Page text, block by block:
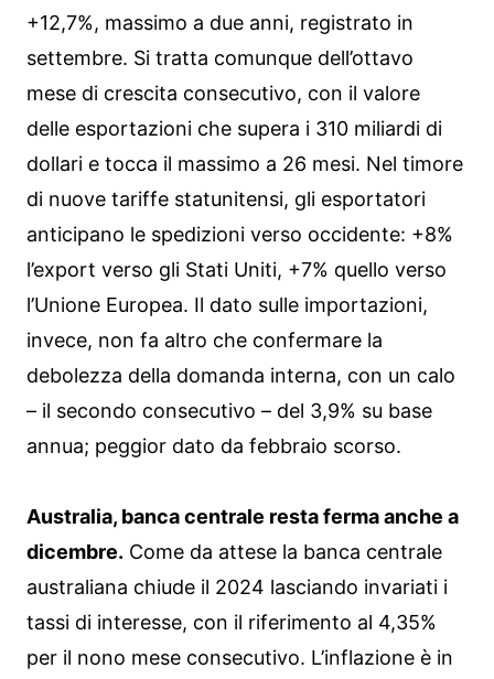
+12,7%, massimo a due anni, registrato in
settembre. Si tratta comunque dell’ottavo
mese di crescita consecutivo, con il valore
delle esportazioni che supera i 310 miliardi di
dollari e tocca il massimo a 26 mesi. Nel timore
di nuove tariffe statunitensi, gli esportatori
anticipano le spedizioni verso occidente: +8%
l’export verso gli Stati Uniti, +7% quello verso
l’Unione Europea. Il dato sulle importazioni,
invece, non fa altro che confermare la
debolezza della domanda interna, con un calo
– il secondo consecutivo – del 3,9% su base
annua; peggior dato da febbraio scorso.
Australia, banca centrale resta ferma anche a
dicembre. Come da attese la banca centrale
australiana chiude il 2024 lasciando invariati i
tassi di interesse, con il riferimento al 4,35%
per il nono mese consecutivo. L’inflazione è in